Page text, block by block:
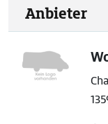
Anbieter